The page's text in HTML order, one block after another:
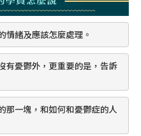
情緒及應該怎麼處理。
有憂鬱外，更重要的是，告訴
那一塊，和如何和憂鬱症的人